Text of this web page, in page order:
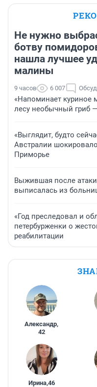
Не нужно
ботву
нашла лучшее
малины
9 часов 6 007
«Напоминает куриное
лесу необычный гриб
«Выглядит, будто
Австралии
Приморье
Выжившая после
выписалась из
«Год преследовал и
петербурженки о
реабилитации
Александр,
42
Ирина,46